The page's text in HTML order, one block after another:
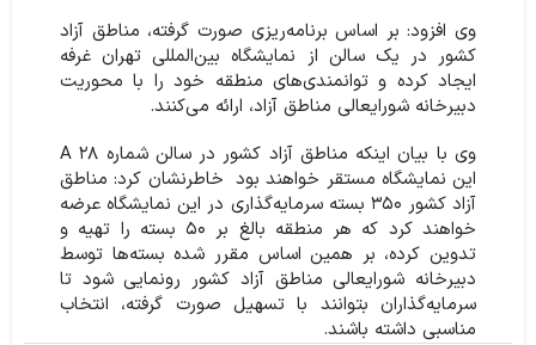
وی افزود: بر اساس برنامه‌ریزی صورت گرفته، مناطق آزاد
کشور در یک سالن از نمایشگاه بین‌المللی تهران غرفه
ایجاد کرده و توانمندی‌های منطقه خود را با محوریت
دبیرخانه شورایعالی مناطق آزاد، ارائه می‌کنند.
وی با بیان اینکه مناطق آزاد کشور در سالن شماره ۲۸ A
این نمایشگاه مستقر خواهند بود خاطرنشان کرد:‌ مناطق
آزاد کشور ۳۵۰ بسته سرمایه‌گذاری در این نمایشگاه عرضه
خواهند کرد که هر منطقه‌ بالغ بر ۵۰ بسته را تهیه و
تدوین کرده‌، بر همین اساس مقرر شده بسته‌ها توسط
دبیرخانه شورایعالی مناطق آزاد کشور رونمایی شود تا
سرمایه‌گذاران بتوانند با تسهیل صورت گرفته، انتخاب
مناسبی داشته باشند.